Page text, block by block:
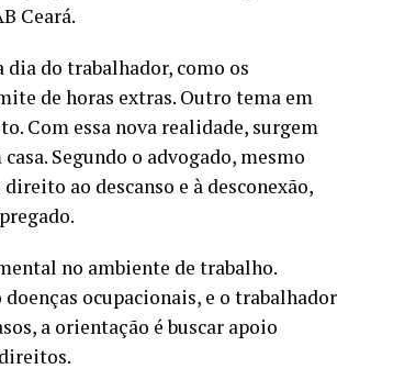
Ceará.
do trabalhador, como os
de horas extras. Outro tema em
Com essa nova realidade, surgem
Segundo o advogado, mesmo
ao descanso e à desconexão,
no ambiente de trabalho.
ocupacionais, e o trabalhador
a orientação é buscar apoio